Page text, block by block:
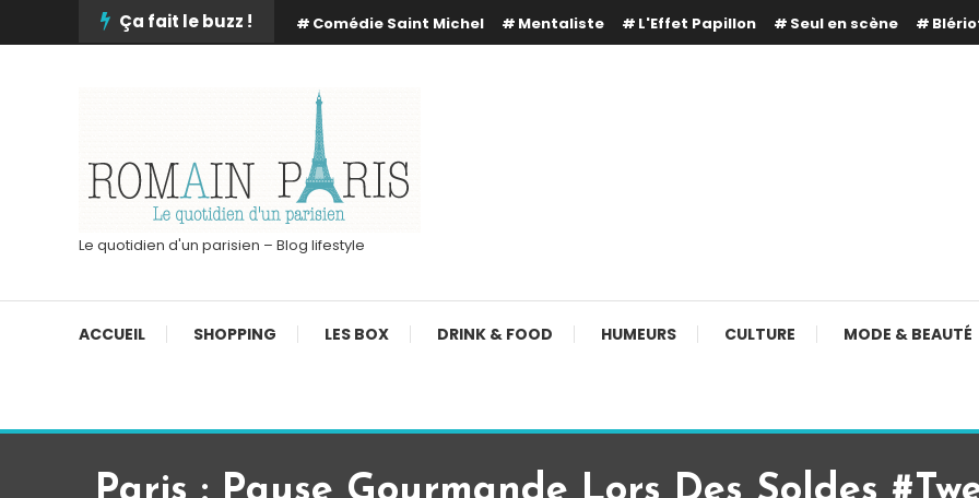
To
Ça fait le buzz ! Comédie Saint Michel Mentaliste L'Effet Papillon Seul en scène
Le quotidien d'un parisien – Blog lifestyle
ACCUEIL SHOPPING LES BOX DRINK & FOOD HUMEURS CULTURE MODE & BEAUTÉ